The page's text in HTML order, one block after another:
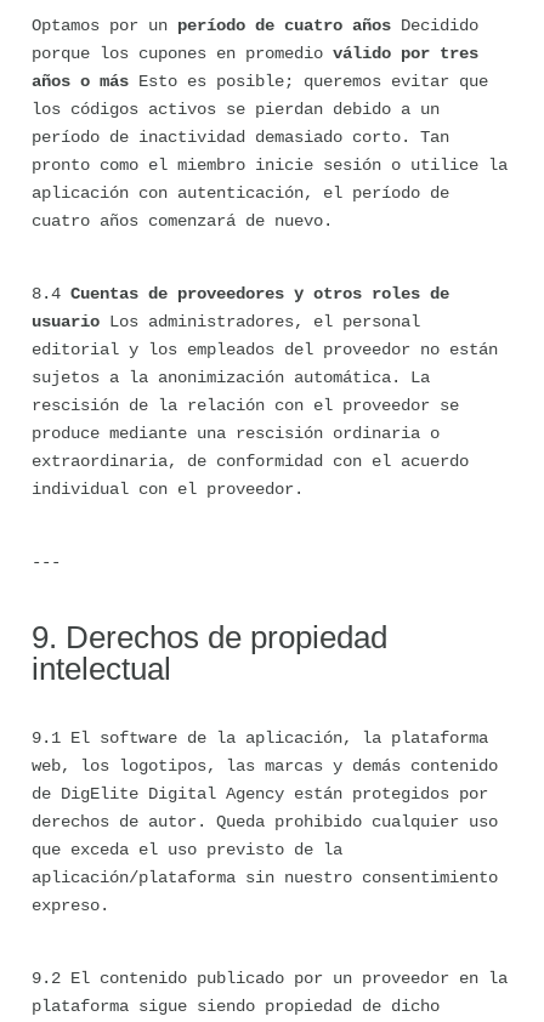
Optamos por un período de cuatro años Decidido
porque los cupones en promedio válido por tres
años o más Esto es posible; queremos evitar que
los códigos activos se pierdan debido a un
período de inactividad demasiado corto. Tan
pronto como el miembro inicie sesión o utilice la
aplicación con autenticación, el período de
cuatro años comenzará de nuevo.
8.4 Cuentas de proveedores y otros roles de
usuario Los administradores, el personal
editorial y los empleados del proveedor no están
sujetos a la anonimización automática. La
rescisión de la relación con el proveedor se
produce mediante una rescisión ordinaria o
extraordinaria, de conformidad con el acuerdo
individual con el proveedor.
---
9. Derechos de propiedad
intelectual
9.1 El software de la aplicación, la plataforma
web, los logotipos, las marcas y demás contenido
de DigElite Digital Agency están protegidos por
derechos de autor. Queda prohibido cualquier uso
que exceda el uso previsto de la
aplicación/plataforma sin nuestro consentimiento
expreso.
9.2 El contenido publicado por un proveedor en la
plataforma sigue siendo propiedad de dicho